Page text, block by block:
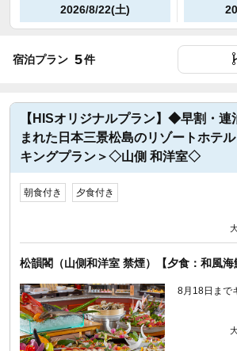
2026/8/22(土)
宿泊プラン 5件
【HISオリジナルプラン】◆早割・
まれた日本三景松島のリゾートホテ
キングプラン＞◇山側 和洋室◇
朝食付き 夕食付き
松韻閣（山側和洋室 禁煙）【夕食：和風海
8月18日まで